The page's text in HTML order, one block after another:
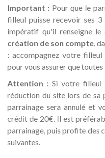
Important :Pour que le
filleul puisse recevoir ses
impératif qu'il renseigne le
création de son compte,
: accompagnez votre filleul
pour vous assurer que
Attention : Si votre filleul
réduction du site lors de sa
parrainage sera annulé et
crédit de 20€. Il est
parrainage, puis profite des
suivantes.